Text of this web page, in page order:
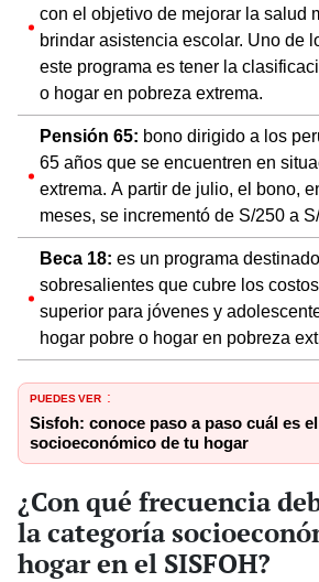
con el objetivo de mejorar la salud
brindar asistencia escolar. Uno de
este programa es tener la
o hogar en pobreza extrema.
Pensión 65: bono dirigido a los
65 años que se encuentren en
extrema. A partir de julio, el bono,
meses, se incrementó de S/250 a
Beca 18: es un programa
sobresalientes que cubre los
superior para jóvenes y
hogar pobre o hogar en pobreza
PUEDES VER :
Sisfoh: conoce paso a paso cuál es
socioeconómico de tu hogar
¿Con qué frecuencia
la categoría
hogar en el SISFOH?